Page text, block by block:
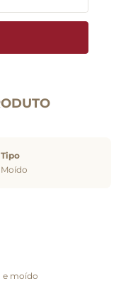
Tipo
Moído
e moído